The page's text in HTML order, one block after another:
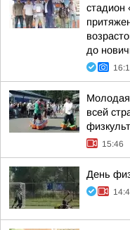
стадион
до
всей
15:46
День